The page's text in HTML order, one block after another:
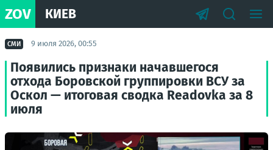
ZOV КИЕВ
СМИ 9 июля 2026, 00:55
Появились признаки начавшегося
отхода Боровской группировки ВСУ за
Оскол — итоговая сводка Readovka за 8
июля